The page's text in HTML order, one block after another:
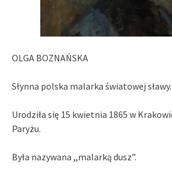
OLGA BOZNAŃSKA
Słynna polska malarka światowej sławy.
Urodziła się 15 kwietnia 1865 w
Paryżu.
Była nazywana ,,malarką dusz”.